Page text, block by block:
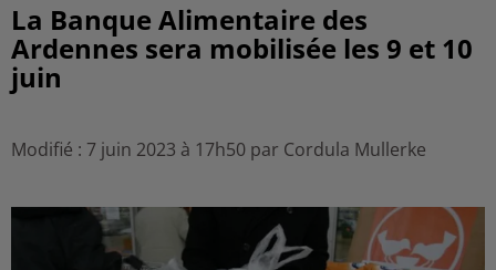
La Banque Alimentaire des
Ardennes sera mobilisée les 9 et 10
juin
Modifié : 7 juin 2023 à 17h50 par Cordula Mullerke